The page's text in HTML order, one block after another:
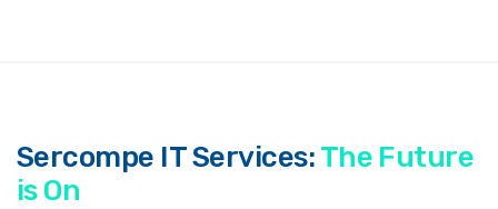
Sercompe IT Services:The Future
is On